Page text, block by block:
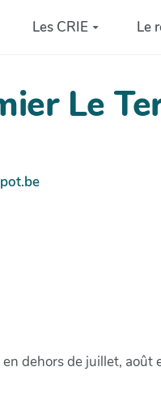
Les CRIE Le
Le
dehors de juillet,